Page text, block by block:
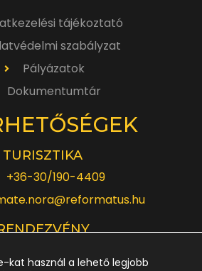
tájékoztató
szabályzat
Pályázatok
Dokumentumtár
TURISZTIKA
+36-30/190-4409
kat használ a lehető legjobb